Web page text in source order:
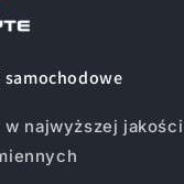
samochodowe
najwyższej jakości